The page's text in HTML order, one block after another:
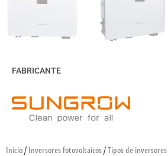
Inicio/ Inversores fotovoltaicos/Tipos de inversores
FABRICANTE